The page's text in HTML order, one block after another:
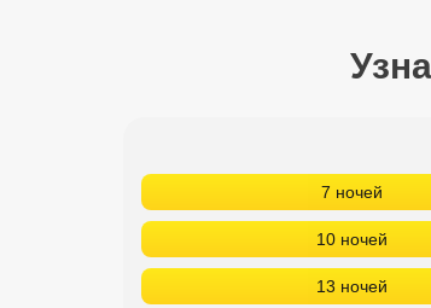
7 ночей
10 ночей
13 ночей
Сетевые отели Вьетнама